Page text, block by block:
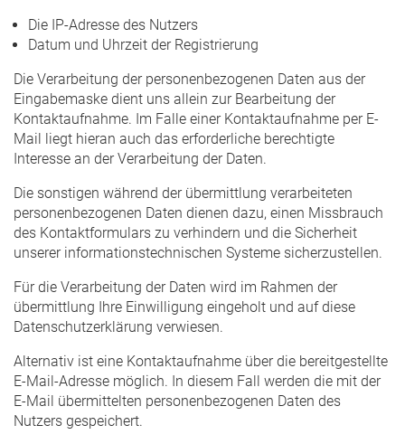
Die IP-Adresse des Nutzers
Datum und Uhrzeit der Registrierung
Die Verarbeitung der personenbezogenen Daten aus der
Eingabemaske dient uns allein zur Bearbeitung der
Kontaktaufnahme. Im Falle einer Kontaktaufnahme per E-
Mail liegt hieran auch das erforderliche berechtigte
Interesse an der Verarbeitung der Daten.
Die sonstigen während der übermittlung verarbeiteten
personenbezogenen Daten dienen dazu, einen Missbrauch
des Kontaktformulars zu verhindern und die Sicherheit
unserer informationstechnischen Systeme sicherzustellen.
Für die Verarbeitung der Daten wird im Rahmen der
übermittlung Ihre Einwilligung eingeholt und auf diese
Datenschutzerklärung verwiesen.
Alternativ ist eine Kontaktaufnahme über die bereitgestellte
E-Mail-Adresse möglich. In diesem Fall werden die mit der
E-Mail übermittelten personenbezogenen Daten des
Nutzers gespeichert.